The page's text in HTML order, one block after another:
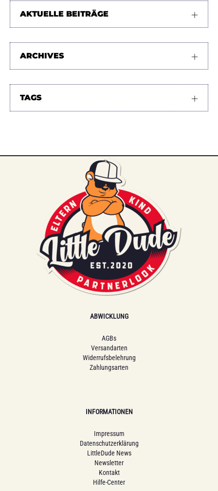
AKTUELLE BEITRÄGE
ARCHIVES
TAGS
ABWICKLUNG
AGBs
Versandarten
Widerrufsbelehrung
Zahlungsarten
INFORMATIONEN
Impressum
Datenschutzerklärung
LittleDude News
Newsletter
Kontakt
Hilfe-Center